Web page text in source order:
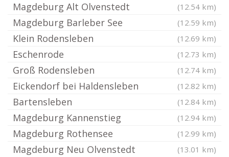
Magdeburg Alt Olvenstedt (12.54 km)
Magdeburg Barleber See (12.59 km)
Klein Rodensleben (12.69 km)
Eschenrode (12.73 km)
Groß Rodensleben (12.74 km)
Eickendorf bei Haldensleben (12.82 km)
Bartensleben (12.84 km)
Magdeburg Kannenstieg (12.94 km)
Magdeburg Rothensee (12.99 km)
Magdeburg Neu Olvenstedt (13.01 km)